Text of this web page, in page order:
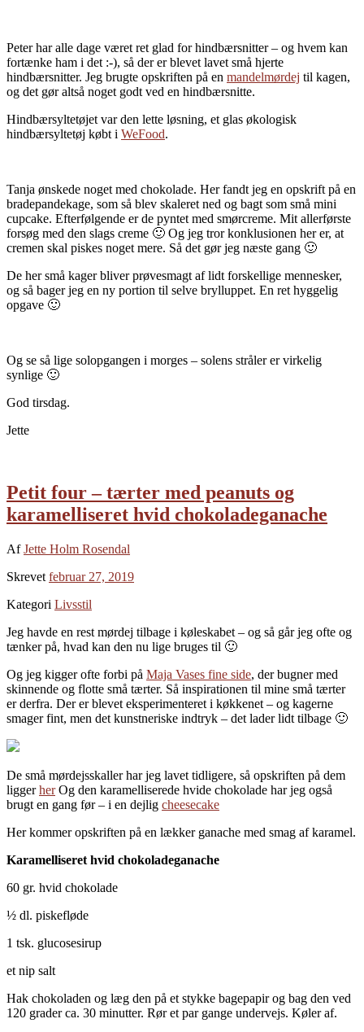
Peter har alle dage været ret glad for hindbærsnitter – og hvem kan
fortænke ham i det :-), så der er blevet lavet små hjerte
hindbærsnitter. Jeg brugte opskriften på en mandelmørdej til kagen,
og det gør altså noget godt ved en hindbærsnitte.
Hindbærsyltetøjet var den lette løsning, et glas økologisk
hindbærsyltetøj købt i WeFood.
Tanja ønskede noget med chokolade. Her fandt jeg en opskrift på en
bradepandekage, som så blev skaleret ned og bagt som små mini
cupcake. Efterfølgende er de pyntet med smørcreme. Mit allerførste
forsøg med den slags creme 🙂 Og jeg tror konklusionen her er, at
cremen skal piskes noget mere. Så det gør jeg næste gang 🙂
De her små kager bliver prøvesmagt af lidt forskellige mennesker,
og så bager jeg en ny portion til selve brylluppet. En ret hyggelig
opgave 🙂
Og se så lige solopgangen i morges – solens stråler er virkelig
synlige 🙂
God tirsdag.
Jette
Petit four – tærter med peanuts og
karamelliseret hvid chokoladeganache
AfJette Holm Rosendal
Skrevet februar 27, 2019
Kategori Livsstil
Jeg havde en rest mørdej tilbage i køleskabet – og så går jeg ofte og
tænker på, hvad kan den nu lige bruges til 🙂
Og jeg kigger ofte forbi på Maja Vases fine side, der bugner med
skinnende og flotte små tærter. Så inspirationen til mine små tærter
er derfra. Der er blevet eksperimenteret i køkkenet – og kagerne
smager fint, men det kunstneriske indtryk – det lader lidt tilbage 🙂
De små mørdejsskaller har jeg lavet tidligere, så opskriften på dem
liggerherOg den karamelliserede hvide chokolade har jeg også
brugt en gang før – i en dejlig cheesecake
Her kommer opskriften på en lækker ganache med smag af karamel.
Karamelliseret hvid chokoladeganache
60 gr. hvid chokolade
½ dl. piskefløde
1 tsk. glucosesirup
et nip salt
Hak chokoladen og læg den på et stykke bagepapir og bag den ved
120 grader ca. 30 minutter. Rør et par gange undervejs. Køler af.